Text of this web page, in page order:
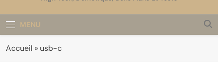
MENU
Accueil » usb-c